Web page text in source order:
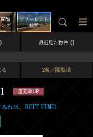
フリーレント
検索
覧
ング
最近見た物件 0
る 2名／閲覧済
還元率UP
みれば、REIT FIND